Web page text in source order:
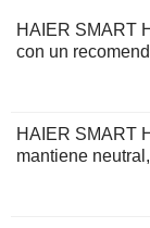
HAIER SMART
con un
HAIER SMART
mantiene